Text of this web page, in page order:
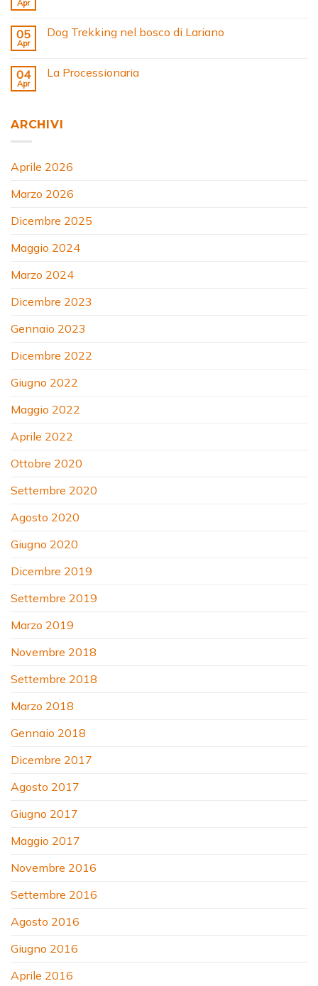
Apr
05
Apr
Dog Trekking nel bosco di Lariano
04
Apr
La Processionaria
ARCHIVI
Aprile 2026
Marzo 2026
Dicembre 2025
Maggio 2024
Marzo 2024
Dicembre 2023
Gennaio 2023
Dicembre 2022
Giugno 2022
Maggio 2022
Aprile 2022
Ottobre 2020
Settembre 2020
Agosto 2020
Giugno 2020
Dicembre 2019
Settembre 2019
Marzo 2019
Novembre 2018
Settembre 2018
Marzo 2018
Gennaio 2018
Dicembre 2017
Agosto 2017
Giugno 2017
Maggio 2017
Novembre 2016
Settembre 2016
Agosto 2016
Giugno 2016
Aprile 2016